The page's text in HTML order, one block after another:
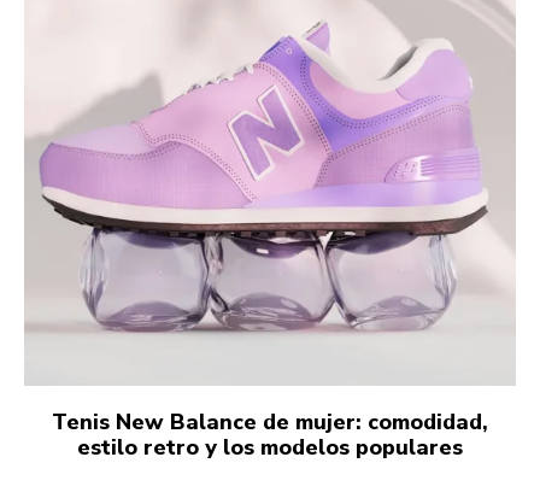
Tenis New Balance de mujer: comodidad,
estilo retro y los modelos populares